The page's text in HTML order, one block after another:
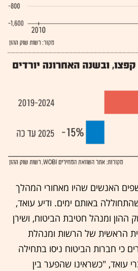
האנשים שהיו מאחורי המהלך
באותם ימים. ודיע עואד,
ההון ומנהל חטיבת הביטוח, ושירן
הראשית של הרשות ומנהלת
כי חברות הביטוח ניסו בתחילה
עואד, "כשראינו שהפער בין